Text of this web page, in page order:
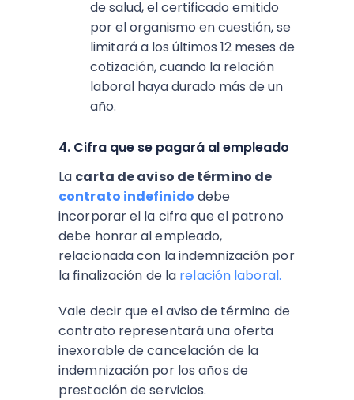
de salud, el certificado emitido
por el organismo en cuestión, se
limitará a los últimos 12 meses de
cotización, cuando la relación
laboral haya durado más de un
año.
4. Cifra que se pagará al empleado
La carta de aviso de término de
contrato indefinido debe
incorporar el la cifra que el patrono
debe honrar al empleado,
relacionada con la indemnización por
la finalización de la relación laboral.
Vale decir que el aviso de término de
contrato representará una oferta
inexorable de cancelación de la
indemnización por los años de
prestación de servicios.